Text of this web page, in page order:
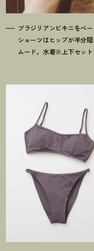
ブラジリアンビキニをベ
ショーツはヒップが半分
ムード。水着※上下セット